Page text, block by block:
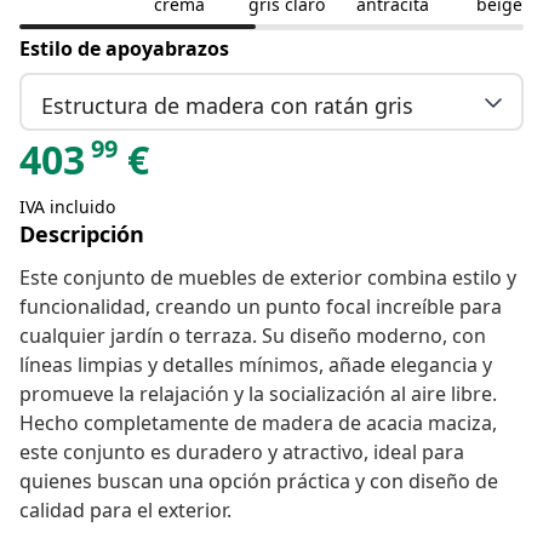
Estilo de apoyabrazos
Estructura de madera con ratán gris
403 99 €
IVA incluido
Descripción
Este conjunto de muebles de exterior combina estilo y
funcionalidad, creando un punto focal increíble para
cualquier jardín o terraza. Su diseño moderno, con
líneas limpias y detalles mínimos, añade elegancia y
promueve la relajación y la socialización al aire libre.
Hecho completamente de madera de acacia maciza,
este conjunto es duradero y atractivo, ideal para
quienes buscan una opción práctica y con diseño de
calidad para el exterior.